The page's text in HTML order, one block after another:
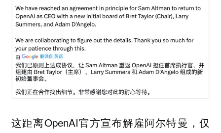
这距离OpenAI官方宣布解雇阿尔特曼，仅